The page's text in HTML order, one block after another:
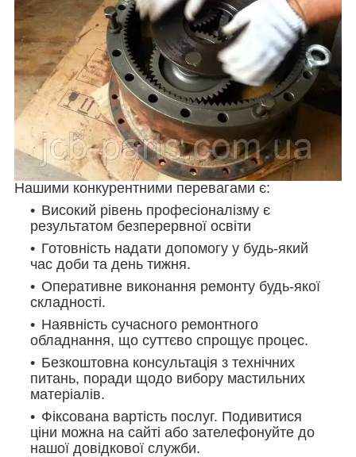
Нашими конкурентними перевагами є:
Високий рівень професіоналізму є
результатом безперервної освіти
Готовність надати допомогу у будь-який
час доби та день тижня.
Оперативне виконання ремонту будь-якої
складності.
Наявність сучасного ремонтного
обладнання, що суттєво спрощує процес.
Безкоштовна консультація з технічних
питань, поради щодо вибору мастильних
матеріалів.
Фіксована вартість послуг. Подивитися
ціни можна на сайті або зателефонуйте до
нашої довідкової служби.